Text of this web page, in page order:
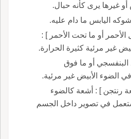
غيرها يرى كأنه حبال.
اليابس ما دام عليه.
أو ما تحت الأحمر ] :
غير مرئية كثيرة الحرارة.
أو ما فوق
الضوء الأبيض غير مرئية.
رنتجن ] : أشعة كالضوء
في تصوير داخل الجسم